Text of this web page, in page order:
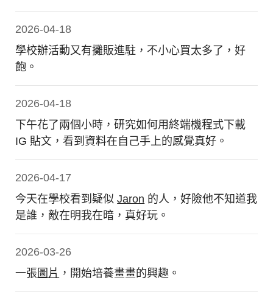
2026-04-18
學校辦活動又有攤販進駐，不小心買太多了，好
飽。
2026-04-18
下午花了兩個小時，研究如何用終端機程式下載
IG 貼文，看到資料在自己手上的感覺真好。
2026-04-17
今天在學校看到疑似Jaron 的人，好險他不知道我
是誰，敵在明我在暗，真好玩。
2026-03-26
一張 圖片 ，開始培養畫畫的興趣。